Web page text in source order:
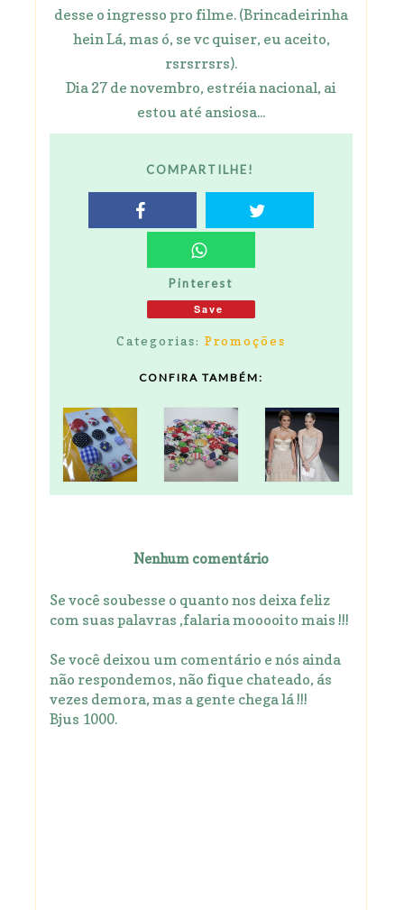
desse o ingresso pro filme. (Brincadeirinha
hein Lá, mas ó, se vc quiser, eu aceito,
rsrsrrsrs).
Dia 27 de novembro, estréia nacional, ai
estou até ansiosa...
COMPARTILHE!
Pinterest
Save
Categorias: Promoções
CONFIRA TAMBÉM:
Nenhum comentário
Se você soubesse o quanto nos deixa feliz
com suas palavras ,falaria mooooito mais !!!
Se você deixou um comentário e nós ainda
não respondemos, não fique chateado, ás
vezes demora, mas a gente chega lá !!!
Bjus 1000.